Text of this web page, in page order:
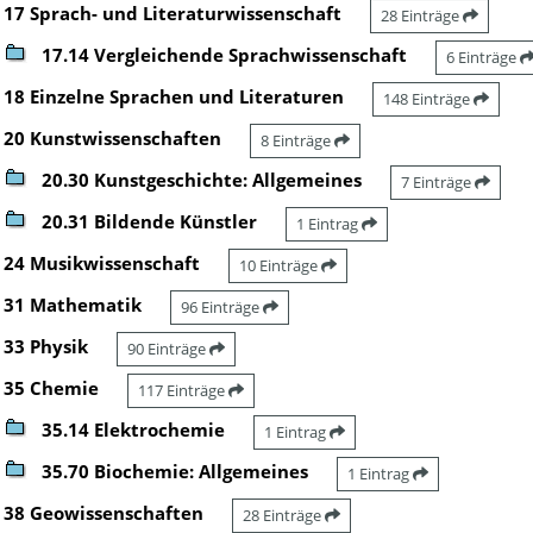
17 Sprach- und Literaturwissenschaft 28 Einträge
17.14 Vergleichende Sprachwissenschaft 6 Einträge
18 Einzelne Sprachen und Literaturen 148 Einträge
20 Kunstwissenschaften 8 Einträge
20.30 Kunstgeschichte: Allgemeines 7 Einträge
20.31 Bildende Künstler 1 Eintrag
24 Musikwissenschaft 10 Einträge
31 Mathematik 96 Einträge
33 Physik 90 Einträge
35 Chemie 117 Einträge
35.14 Elektrochemie 1 Eintrag
35.70 Biochemie: Allgemeines 1 Eintrag
38 Geowissenschaften 28 Einträge